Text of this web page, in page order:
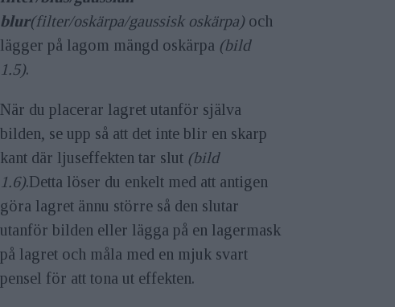
blur(filter/oskärpa/gaussisk oskärpa)och
lägger på lagom mängd oskärpa (bild
1.5).
När du placerar lagret utanför själva
bilden, se upp så att det inte blir en skarp
kant där ljuseffekten tar slut (bild
1.6).Detta löser du enkelt med att antigen
göra lagret ännu större så den slutar
utanför bilden eller lägga på en lagermask
på lagret och måla med en mjuk svart
pensel för att tona ut effekten.